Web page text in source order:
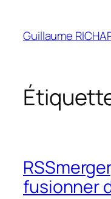
contenu
Guillaume
fusionner